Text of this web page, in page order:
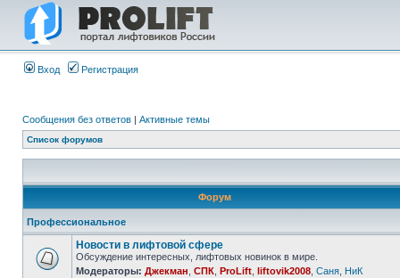
Вход Регистрация
Сообщения без ответов | Активные темы
Список форумов
Форум
Профессиональное
Новости в лифтовой сфере
Обсуждение интересных, лифтовых новинок в мире.
Модераторы: Джекман СПК ProLift liftovik2008 Саня НиК